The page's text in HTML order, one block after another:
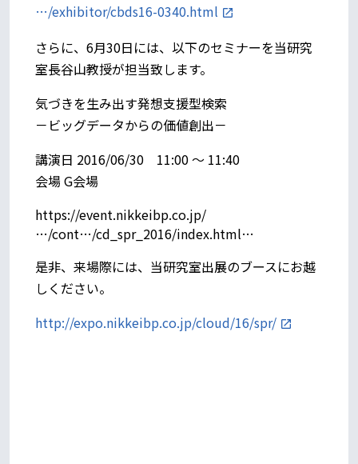
…/exhibitor/cbds16-0340.html
さらに、6月30日には、以下のセミナーを当研究
室長谷山教授が担当致します。
気づきを生み出す発想支援型検索
－ビッグデータからの価値創出－
講演日 2016/06/30 11:00 ～ 11:40
会場 G会場
https://event.nikkeibp.co.jp/
…/cont…/cd_spr_2016/index.html…
是非、来場際には、当研究室出展のブースにお越
しください。
http://expo.nikkeibp.co.jp/cloud/16/spr/